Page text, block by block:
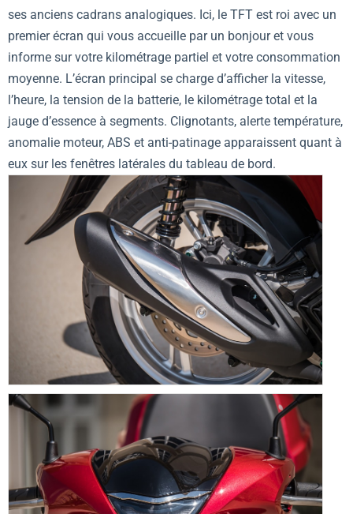
ses anciens cadrans analogiques. Ici, le TFT est roi avec un
premier écran qui vous accueille par un bonjour et vous
informe sur votre kilométrage partiel et votre consommation
moyenne. L’écran principal se charge d’afficher la vitesse,
l’heure, la tension de la batterie, le kilométrage total et la
jauge d’essence à segments. Clignotants, alerte température,
anomalie moteur, ABS et anti-patinage apparaissent quant à
eux sur les fenêtres latérales du tableau de bord.